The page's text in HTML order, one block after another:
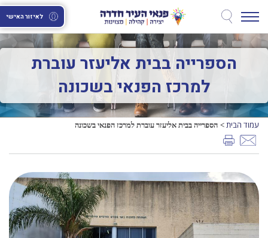
לאיזור האישי
הספרייה בבית אליעזר עוברת
למרכז הפנאי בשכונה
עמוד הבית > הספרייה בבית אליעזר עוברת למרכז הפנאי בשכונה